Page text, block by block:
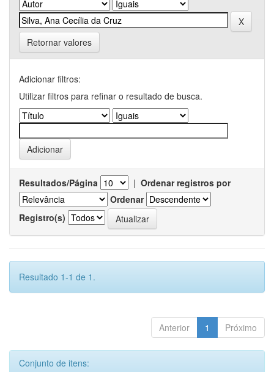
Retornar valores
Adicionar filtros:
Utilizar filtros para refinar o resultado de busca.
Resultados/Página | Ordenar registros por
Ordenar
Registro(s)
Resultado 1-1 de 1.
Anterior 1 Próximo
Conjunto de itens: